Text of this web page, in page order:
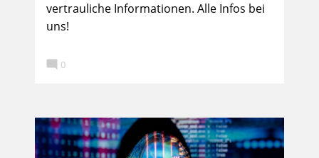
vertrauliche Informationen. Alle Infos bei
uns!
 0